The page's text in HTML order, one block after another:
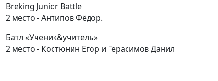
Breking Junior Battle
2 место - Антипов Фёдор.
Батл «Ученик&учитель»
2 место - Костюнин Егор и Герасимов Данил